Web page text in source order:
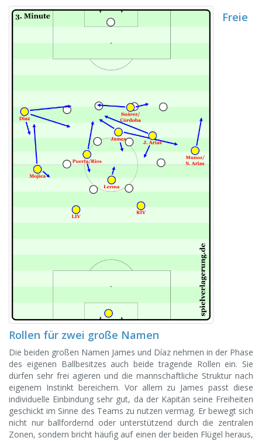
Freie
Rollen für zwei große Namen
Die beiden großen Namen James und Díaz nehmen in der Phase
des eigenen Ballbesitzes auch beide tragende Rollen ein. Sie
dürfen sehr frei agieren und die mannschaftliche Struktur nach
eigenem Instinkt bereichern. Vor allem zu James passt diese
individuelle Einbindung sehr gut, da der Kapitän seine Freiheiten
geschickt im Sinne des Teams zu nutzen vermag. Er bewegt sich
nicht nur ballfordernd oder unterstützend durch die zentralen
Zonen, sondern bricht häufig auf einen der beiden Flügel heraus,